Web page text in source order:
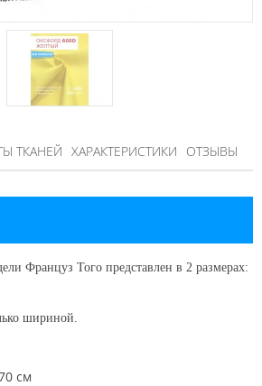
ТКАНЕЙ ХАРАКТЕРИСТИКИ ОТЗЫВЫ
Француз Того представлен в 2 размерах:
шириной.
см